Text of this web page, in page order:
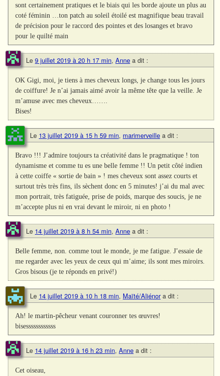
sont certainement pratiques et le biais qui les borde ajoute un plus au
coté féminin …ton patch au soleil étoilé est magnifique beau travail
de précision pour le raccord des pointes et des losanges et bravo
pour le quilté main
Le 9 juillet 2019 à 20 h 17 min, Anne a dit :
OK Gigi, moi, je tiens à mes cheveux longs, je change tous les jours
de coiffure! Je n’ai jamais aimé avoir la même tête que la veille. Je
m’amuse avec mes cheveux…….
Bises!
Le 13 juillet 2019 à 15 h 59 min, marimerveille a dit :
Bravo !!! J’admire toujours ta créativité dans le pragmatique ! ton
dynamisme et comme tu es une belle femme !! Un petit côté indien
à cette coiffe « sortie de bain » ! mes cheveux sont assez courts et
surtout très très fins, ils sèchent donc en 5 minutes! j’ai du mal avec
mon portrait, très fatiguée, prise de poids, marque des soucis, je ne
m’accepte plus ni en vrai devant le miroir, ni en photo !
Le 14 juillet 2019 à 8 h 54 min, Anne a dit :
Belle femme, non. comme tout le monde, je me fatigue. J’essaie de
me regarder avec les yeux de ceux qui m’aime; ils sont mes miroirs.
Gros bisous (je te réponds en privé!)
Le 14 juillet 2019 à 10 h 18 min, Maïté/Aliénor a dit :
Ah! le martin-pêcheur venant couronner tes œuvres!
bisessssssssssss
Le 14 juillet 2019 à 16 h 23 min, Anne a dit :
Cet oiseau,